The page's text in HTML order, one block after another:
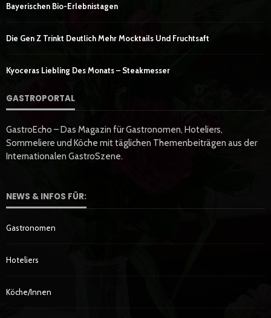
Bayerischen Bio-Erlebnistagen
Die Gen Z Trinkt Deutlich Mehr Mocktails Und Fruchtsaft
Kyoceras Liebling Des Monats – Steakmesser
GASTROPORTAL
GastroEcho – Das Magazin für Gastronomen, Hoteliers,
Sommeliere und Köche mit täglichen Themenbeiträgen aus der
Internationalen GastroSzene.
NEWS & INFOS FÜR:
Gastronomen
Hoteliers
Köche/innen